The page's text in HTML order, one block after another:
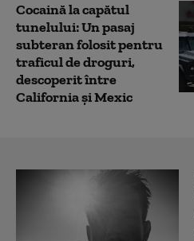
Cocaină la capătul
tunelului: Un pasaj
subteran folosit pentru
traficul de droguri,
descoperit între
California şi Mexic